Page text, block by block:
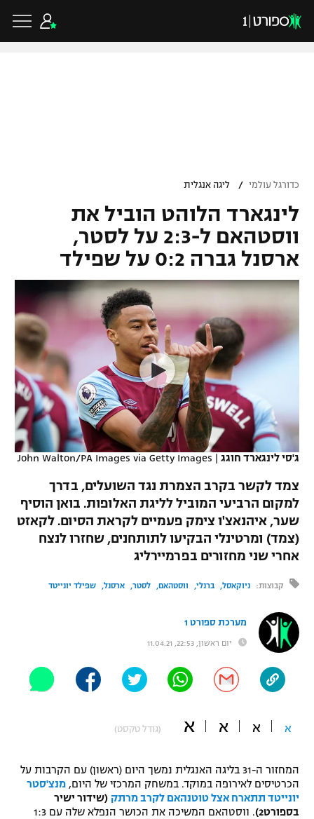
VOD
רץ ברשת
תוצאות
לוח שידורים
ברחבה
"מחצית בשכונה" – פודקאסט
משתתפים וזוכים בפרסים
תקנון משתתפים וזוכים בפרסים
תקנון עבור פעילות אלקטרה
תקנון עבור פעילות ספורט 1 – "מרלן"
גיימינג E-Sports
גביע הטוטו
ליגיונרים
נבחרת ישראל
מכבי חיפה
בית"ר ירושלים
מכבי תל אביב
הפועל חיפה
הפועל באר שבע
ליגת האלופות
ליגה אירופית
ליגה אנגלית
ליגה גרמנית
ליגה ספרדית
ליגה איטלקית
ליגה צרפתית
ליגה הולנדית
ליגה טורקית
ליגה ברזילאית
ליגות נוספות
כדורסל ישראלי
ליגת ווינר סל
ליגה לאומית
כדורסל נשים
מכבי תל אביב
הפועל חולון
הפועל ירושלים
דני אבדיה
כדורסל עולמי
NBA
יורוליג
ענפים נוספים
טניס
כדורעף
שחייה
ג'ודו
אגרוף
ספורט אולימפי
UFC
היאבקות WWE
ספורט מוטורי
כדורמים
כדורגל עולמי / ליגה אנגלית
לינגארד הלוהט הוביל את
ווסטהאם ל-2:3 על לסטר,
ארסנל גברה 0:2 על שפילד
ג'סי לינגארד חוגג |
John Walton/PA Images via Getty Images
צמד לקשר בקרב הצמרת נגד השועלים, בדרך
למקום הרביעי המוביל לליגת האלופות. בואן הוסיף
שער, איהנאצ'ו צימק פעמיים לקראת הסיום. לקאזט
(צמד) ומרטינלי הבקיעו לתותחנים, שחזרו לנצח
אחרי שני מחזורים בפרמיירליג
קבוצות: ניוקאסל ברנלי ווסטהאם לסטר ארסנל שפילד יונייטד
מערכת ספורט 1
יום ראשון, 22:53, 11.04.21
א א א א (גודל טקסט)
המחזור ה-31 בליגה האנגלית נמשך היום (ראשון) עם הקרבות על
הכרטיסים לאירופה במוקד. במשחק המרכזי של היום, מנצ'סטר
יונייטד תתארח אצל טוטנהאם לקרב מרתק (שידור ישיר
בספורט2)
. ווסטהאם המשיכה את הכושר הנפלא שלה עם 1:3